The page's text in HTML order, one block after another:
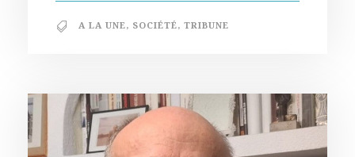
A LA UNE, SOCIÉTÉ, TRIBUNE